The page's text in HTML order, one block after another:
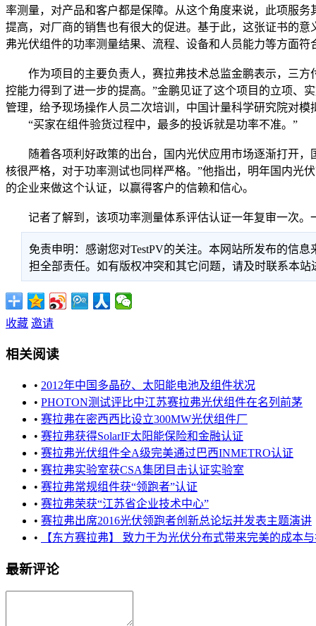
率测量，对产品和客户都是保障。从这个角度来说，此项服
提高，对厂商的销售也有很大的促进。基于此，这张证书的
弗光伏组件的功率测量结果、流程、设备和人员能力等方面
作为项目的主要负责人，赛拉弗技术总监金鹏表示，三方
控能力得到了进一步的提高。”金鹏见证了这个项目的立项、
管理，给予现场操作人员二次培训，中国计量科学研究院对
“买家在组件验货过程中，最多的投诉就是功率不准。”
随着各项利好政策的出台，国内光伏应用市场逐渐打开，
核很严格，对于功率测试也同样严格。”他指出，明年国内光
的企业来做这个认证，以赢得客户的信赖和信心。
记者了解到，该项功率测量体系评估认证一年复审一次。
免责申明：感谢您对TestPV的关注。本网站所发布的信
担全部责任。如有版权冲突和其它问题，请及时联系本
收藏 邀请
相关阅读
• 2012年中国多晶矽、太阳能电池及组件状况
• PHOTON测试评比中江苏赛拉弗光伏组件在名列前茅
• 赛拉弗在密西西比设立300MW光伏组件厂
• 赛拉弗获得SolarIF太阳能保险和金融认证
• 赛拉弗光伏组件全A级完美通过巴西INMETRO认证
• 赛拉弗实验室获CSA集团目击认证实验室
• 赛拉弗常规组件获“领跑者”认证
• 赛拉弗荣获“江苏省企业技术中心”
• 赛拉弗出席2016光伏领跑者创新总论坛并发表主题演讲
•
【东方赛拉弗】 致力于为光伏分布式带来完美的成本
最新评论